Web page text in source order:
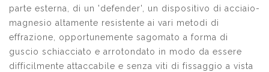
parte esterna, di un 'defender', un dispositivo di acciaio-
magnesio altamente resistente ai vari metodi di
effrazione, opportunemente sagomato a forma di
guscio schiacciato e arrotondato in modo da essere
difficilmente attaccabile e senza viti di fissaggio a vista